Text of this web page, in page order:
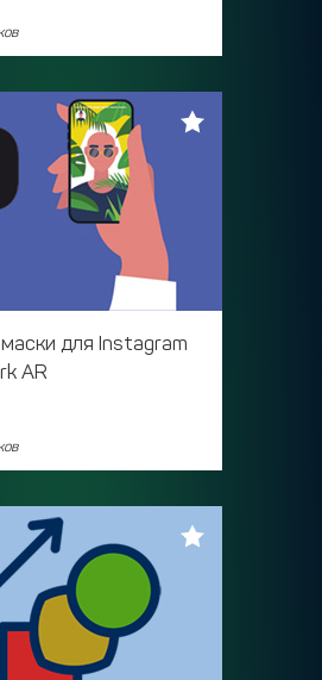
для Instagram
AR